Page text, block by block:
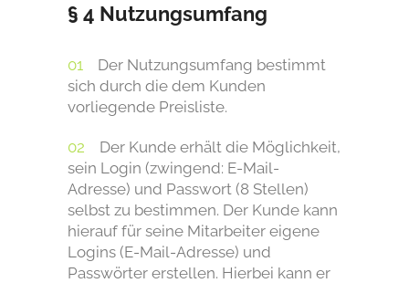
§ 4 Nutzungsumfang
Der Nutzungsumfang bestimmt
sich durch die dem Kunden
vorliegende Preisliste.
Der Kunde erhält die Möglichkeit,
sein Login (zwingend: E-Mail-
Adresse) und Passwort (8 Stellen)
selbst zu bestimmen. Der Kunde kann
hierauf für seine Mitarbeiter eigene
Logins (E-Mail-Adresse) und
Passwörter erstellen. Hierbei kann er